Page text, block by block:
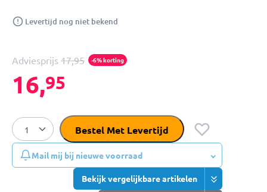
Levertijd nog niet bekend
Adviesprijs 17,95 -6% korting
16,95
Bestel Met Levertijd
Mail mij bij nieuwe voorraad
Bekijk vergelijkbare artikelen